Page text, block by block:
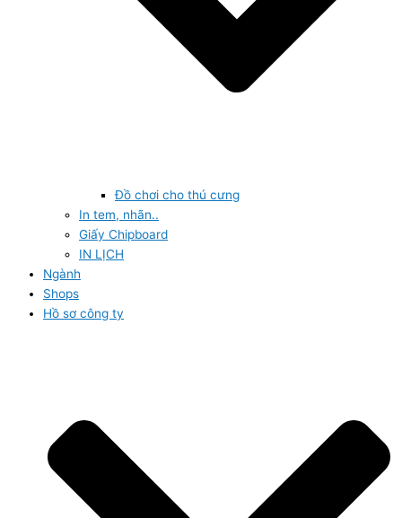
Đồ chơi cho thú cưng
In tem, nhãn..
Giấy Chipboard
IN LỊCH
Ngành
Shops
Hồ sơ công ty